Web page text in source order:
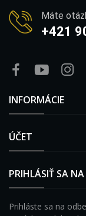
Máte
+421
INFORMÁCIE
ÚČET
PRIHLÁSIŤ SA
Prihláste sa na